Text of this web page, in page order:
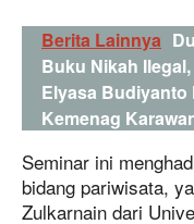
Berita Lainnya
Buku Nikah
Elyasa
Kemenag
Seminar ini
bidang pariwisata,
Zulkarnain dari